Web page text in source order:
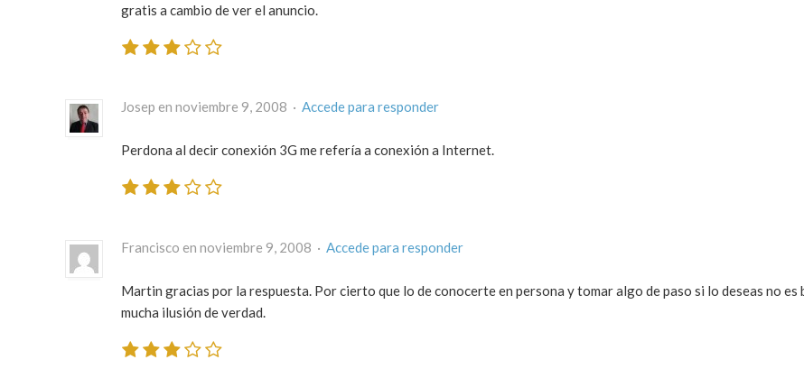
gratis a cambio de ver el anuncio.
Josep en noviembre 9, 2008 · Accede para responder
Perdona al decir conexión 3G me refería a conexión a Internet.
Francisco en noviembre 9, 2008 · Accede para responder
Martin gracias por la respuesta. Por cierto que lo de conocerte en persona y tomar algo de paso si lo deseas no es
mucha ilusión de verdad.